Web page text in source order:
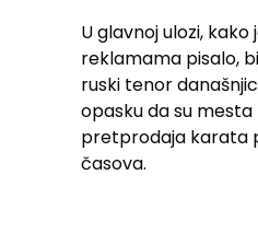
U glavnoj ulozi,
reklamama pisalo,
ruski tenor
opasku da su
pretprodaja karata
časova.